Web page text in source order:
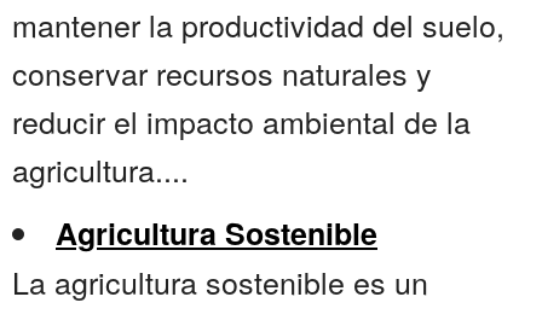
mantener la productividad del suelo,
conservar recursos naturales y
reducir el impacto ambiental de la
agricultura....
Agricultura Sostenible
La agricultura sostenible es un